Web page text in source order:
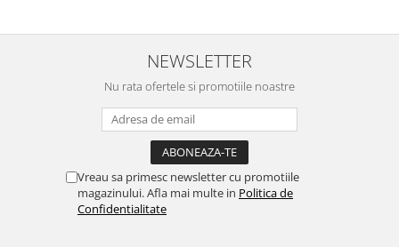
atras atentia ca nu era conectat
cablul de video de la camera
serviabili, livrare rapidă, suport
tehnic, totul impecabil, o să revin
la ei și pentru vi...
NEWSLETTER
Nu rata ofertele si promotiile noastre
Vreau sa primesc newsletter cu promotiile
magazinului. Afla mai multe in Politica de
Confidentialitate